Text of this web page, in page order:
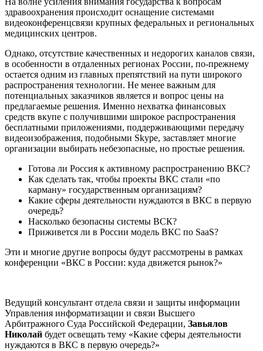
здравоохранения происходит оснащение системами
видеоконференцсвязи крупных федеральных и региональных
медицинских центров.
Однако, отсутствие качественных и недорогих каналов связи,
в особенности в отдаленных регионах России, по-прежнему
остается одним из главных препятствий на пути широкого
распространения технологии. Не менее важным для
потенциальных заказчиков является и вопрос цены на
предлагаемые решения. Именно нехватка финансовых
средств вкупе с получившими широкое распространения
бесплатными приложениями, поддерживающими передачу
видеоизображения, подобными Skype, заставляет многие
организации выбирать небезопасные, но простые решения.
Готова ли Россия к активному распространению ВКС?
Как сделать так, чтобы проекты ВКС стали «по
карману» государственным организациям?
Какие сферы деятельности нуждаются в ВКС в первую
очередь?
Насколько безопасны системы ВСК?
Приживется ли в России модель ВКС по SaaS?
Эти и многие другие вопросы будут рассмотрены в рамках
конференции «ВКС в России: куда движется рынок?»
Ведущий консультант отдела связи и защиты информации
Управления информатизации и связи Высшего
Арбитражного Суда Российской Федерации, Завьялов
Николай будет освещать тему «Какие сферы деятельности
нуждаются в ВКС в первую очередь?»